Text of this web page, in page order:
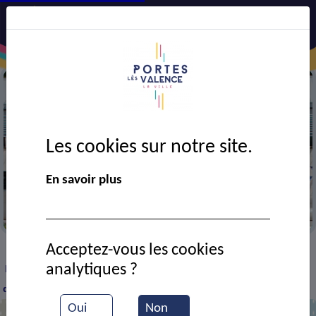
> VIE MUNICIPALE > Ressources documentaires
Délibération CM du 29/06/2026 - Convention de superposition
d'affectation parcelle AM121
Les cookies sur notre site.
En savoir plus
Oui Non
Acceptez-vous les cookies
analytiques ?